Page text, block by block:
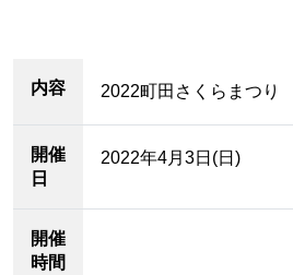
内容 2022町田さくらまつり
開催
日
2022年4月3日(日)
開催
時間